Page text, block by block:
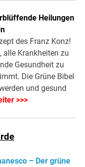
Heilungen
des Franz Konz!
alle Krankheiten zu
Gesundheit zu
Die Grüne Bibel
und gesund
>>>
– Der grüne